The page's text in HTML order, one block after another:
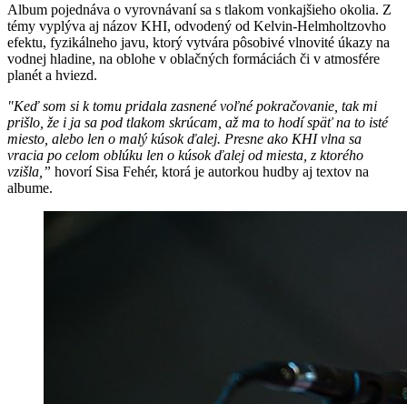
Album pojednáva o vyrovnávaní sa s tlakom vonkajšieho okolia. Z
témy vyplýva aj názov KHI, odvodený od Kelvin-Helmholtzovho
efektu, fyzikálneho javu, ktorý vytvára pôsobivé vlnovité úkazy na
vodnej hladine, na oblohe v oblačných formáciách či v atmosfére
planét a hviezd.
"Keď som si k tomu pridala zasnené voľné pokračovanie, tak mi
prišlo, že i ja sa pod tlakom skrúcam, až ma to hodí späť na to isté
miesto, alebo len o malý kúsok ďalej. Presne ako KHI vlna sa
vracia po celom oblúku len o kúsok ďalej od miesta, z ktorého
vzišla,” hovorí Sisa Fehér, ktorá je autorkou hudby aj textov na
albume.